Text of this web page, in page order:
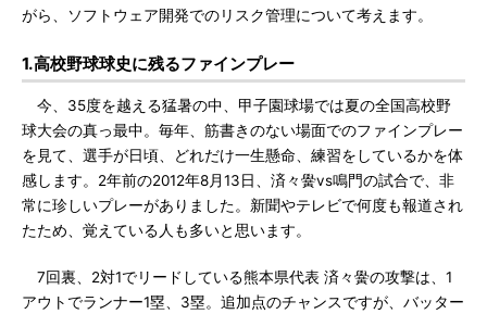
がら、ソフトウェア開発でのリスク管理について考えます。
1.高校野球球史に残るファインプレー
今、35度を越える猛暑の中、甲子園球場では夏の全国高校野
球大会の真っ最中。毎年、筋書きのない場面でのファインプレー
を見て、選手が日頃、どれだけ一生懸命、練習をしているかを体
感します。2年前の2012年8月13日、済々黌vs鳴門の試合で、非
常に珍しいプレーがありました。新聞やテレビで何度も報道され
たため、覚えている人も多いと思います。
7回裏、2対1でリードしている熊本県代表 済々黌の攻撃は、1
アウトでランナー1塁、3塁。追加点のチャンスですが、バッター